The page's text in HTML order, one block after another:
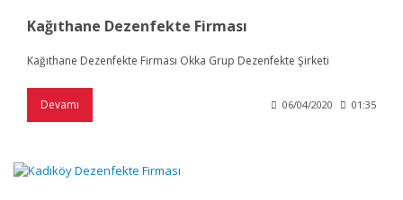
Kağıthane Dezenfekte Firması
Kağıthane Dezenfekte Firması Okka Grup Dezenfekte Şirketi
Devamı 06/04/2020 01:35